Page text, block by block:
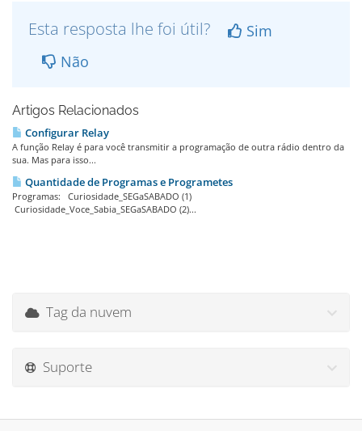
Esta resposta lhe foi útil?
Sim
Não
Artigos Relacionados
Configurar Relay
A função Relay é para você transmitir a programação de outra rádio dentro da
sua. Mas para isso...
Quantidade de Programas e Programetes
Programas: Curiosidade_SEGaSABADO (1)
Curiosidade_Voce_Sabia_SEGaSABADO (2)...
Tag da nuvem
Suporte